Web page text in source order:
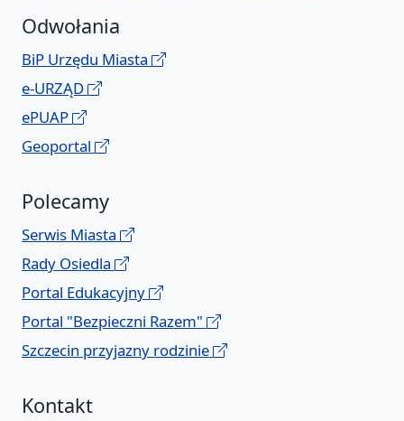
Odwołania
BiP Urzędu Miasta
e-URZĄD
ePUAP
Geoportal
Polecamy
Serwis Miasta
Rady Osiedla
Portal Edukacyjny
Portal "Bezpieczni Razem"
Szczecin przyjazny rodzinie
Kontakt